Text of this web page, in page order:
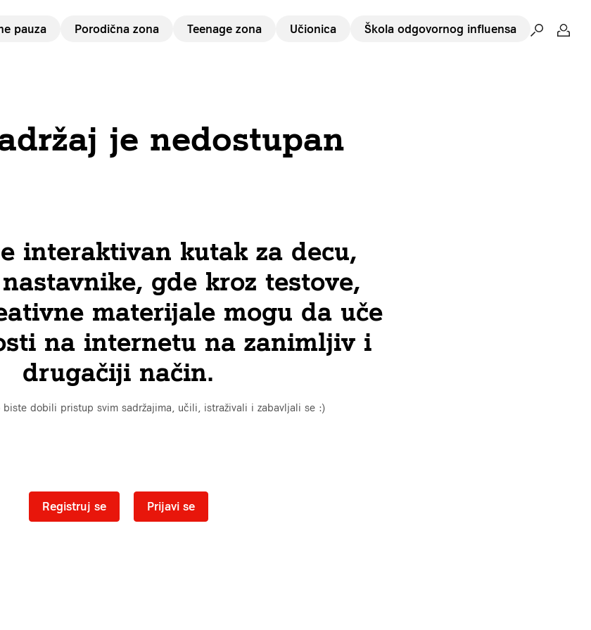
pauza Porodična zona Teenage zona Učionica Škola odgovornog influensa
je nedostupan
interaktivan kutak za decu,
gde kroz testove,
materijale mogu da uče
na internetu na zanimljiv i
drugačiji način.
biste dobili pristup svim sadržajima, učili, istraživali i zabavljali se :)
Registruj se Prijavi se